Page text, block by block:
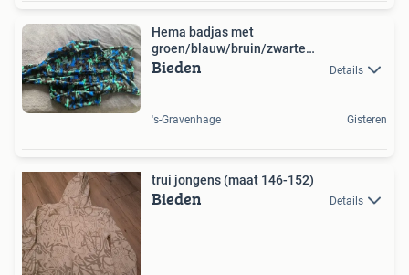
Hema badjas met
groen/blauw/bruin/zwarte
camouflageprint
Bieden Details
's-Gravenhage Gisteren
trui jongens (maat 146-152)
Bieden Details